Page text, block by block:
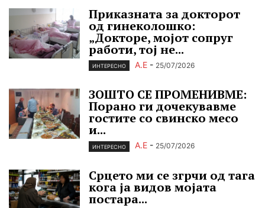
Приказната за докторот
од гинеколошко:
„Докторе, мојот сопруг
работи, тој не...
ИНТЕРЕСНО А.Е - 25/07/2026
ЗОШТО СЕ ПРОМЕНИВМЕ:
Порано ги дочекувавме
гостите со свинско месо
и...
ИНТЕРЕСНО А.Е - 25/07/2026
Срцето ми се згрчи од тага
кога ја видов мојата
постара...